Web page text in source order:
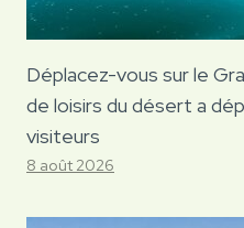
Déplacez-vous sur le
de loisirs du désert a
visiteurs
8 août 2026